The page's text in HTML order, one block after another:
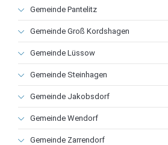
Gemeinde Pantelitz
Gemeinde Groß Kordshagen
Gemeinde Lüssow
Gemeinde Steinhagen
Gemeinde Jakobsdorf
Gemeinde Wendorf
Gemeinde Zarrendorf